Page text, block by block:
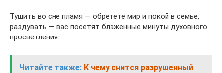
Тушить во сне пламя — обретете мир и покой в семье,
раздувать — вас посетят блаженные минуты духовного
просветления.
Читайте также: К чему снится разрушенный